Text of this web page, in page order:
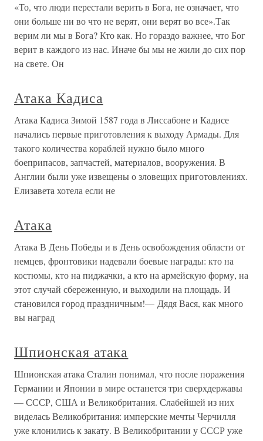
«То, что люди перестали верить в Бога, не означает, что
они больше ни во что не верят, они верят во все».Так
верим ли мы в Бога? Кто как. Но гораздо важнее, что Бог
верит в каждого из нас. Иначе бы мы не жили до сих пор
на свете. Он
Атака Кадиса
Атака Кадиса Зимой 1587 года в Лиссабоне и Кадисе
начались первые приготовления к выходу Армады. Для
такого количества кораблей нужно было много
боеприпасов, запчастей, материалов, вооружения. В
Англии были уже извещены о зловещих приготовлениях.
Елизавета хотела если не
Атака
Атака В День Победы и в День освобождения области от
немцев, фронтовики надевали боевые награды: кто на
костюмы, кто на пиджачки, а кто на армейскую форму, на
этот случай сбереженную, и выходили на площадь. И
становился город праздничным!— Дядя Вася, как много
вы наград
Шпионская атака
Шпионская атака Сталин понимал, что после поражения
Германии и Японии в мире останется три сверхдержавы
— СССР, США и Великобритания. Слабейшей из них
виделась Великобритания: имперские мечты Черчилля
уже клонились к закату. В Великобритании у СССР уже